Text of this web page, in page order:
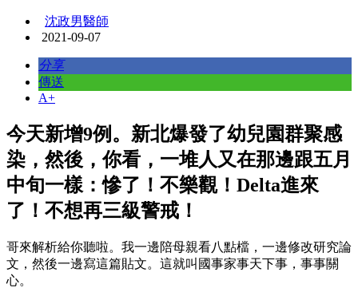
沈政男醫師
2021-09-07
分享
傳送
A+
今天新增9例。新北爆發了幼兒園群聚感
染，然後，你看，一堆人又在那邊跟五月
中旬一樣：慘了！不樂觀！Delta進來
了！不想再三級警戒！
哥來解析給你聽啦。我一邊陪母親看八點檔，一邊修改研究論
文，然後一邊寫這篇貼文。這就叫國事家事天下事，事事關
心。